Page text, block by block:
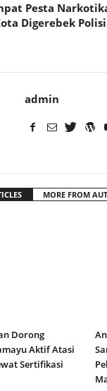
Pesta
Digerebek Polisi
admin
MORE FROM
Dorong
Aktif Atasi
Sertifikasi